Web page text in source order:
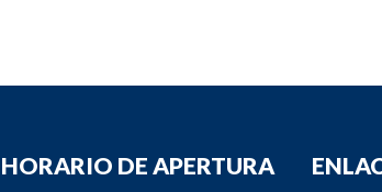
HORARIO DE APERTURA